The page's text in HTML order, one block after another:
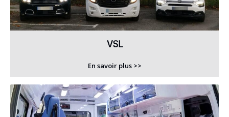
VSL
En savoir plus >>